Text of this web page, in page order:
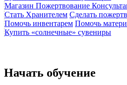
Магазин Пожертвование
Стать Хранителем Сделать
Помочь инвентарем Помочь
Купить «солнечные» сувениры
Начать обучение